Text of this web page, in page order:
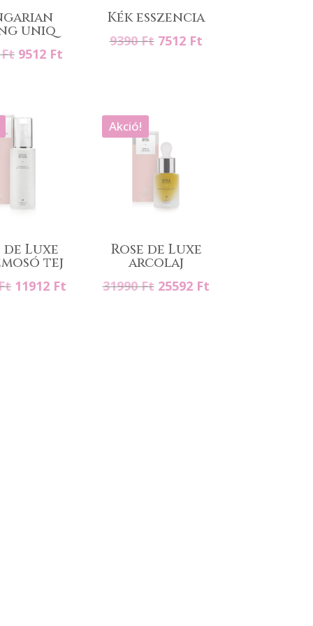
uniq
Ft Original
9512 FtCurrent
Kék esszencia
9390Ft Original
7512 FtCurrent
de Luxe
tej
Original
11912 FtCurrent
Akció!
Rose de Luxe
arcolaj
31990Ft Original
25592 FtCurrent